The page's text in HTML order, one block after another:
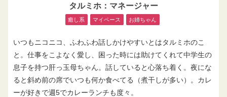
タルミホ：マネージャー
癒し系 マイペース お姉ちゃん
いつもニコニコ、ふわふわ話しかけやすいとはタルミホのこ
と。仕事をこよなく愛し、困った時には助けてくれて中学生の
息子を持つ肝っ玉母ちゃん。話していると心落ち着く。夜にな
ると斜め前の席でいつも何か食べてる（煮干しが多い）。カレ
ーが好きで週5でカレーランチも度々。